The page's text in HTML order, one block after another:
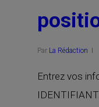
Par La Rédaction
Entrez vos